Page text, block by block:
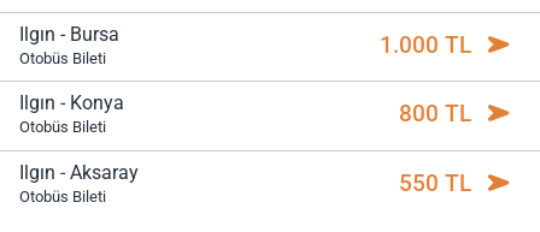
Ilgın - Bursa
Otobüs Bileti 1.000 TL
Ilgın - Konya
Otobüs Bileti 800 TL
Ilgın - Aksaray
Otobüs Bileti 550 TL